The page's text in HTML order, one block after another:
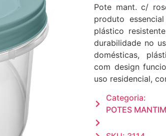
Pote mant. c/
produto
plástico
durabilidade no
domésticas,
com design
uso residencial,
Categoria:
POTES